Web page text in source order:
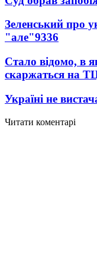
Зеленський про
"але"9336
Стало відомо, в
скаржаться на
Україні не
Читати коментарі